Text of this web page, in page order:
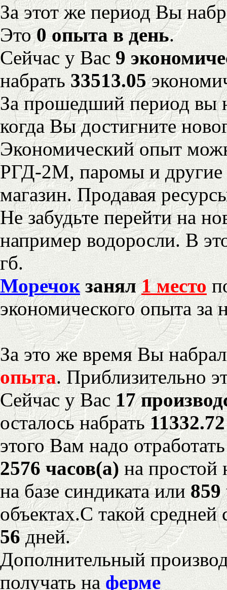
За этот же период Вы
Это0 опыта в день.
Сейчас у Вас9
набрать33513.05
За прошедший период вы
когда Вы достигните
Экономический опыт
РГД-2М, паромы и другие
магазин. Продавая
Не забудьте перейти на
например водоросли. В
гб.
Моречокзанял1 место
экономического опыта за
За это же время Вы
опыта. Приблизительно
Сейчас у Вас17
осталось набрать
этого Вам надо отработать
2576 часов(а) на
на базе синдиката или 859
объектах.С такой
56дней.
Дополнительный
получать наферме